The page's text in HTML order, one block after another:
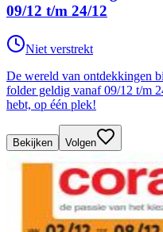
09/12 t/m 24/12
Niet verstrekt
De wereld van ontdekkingen
folder geldig vanaf 09/12 t/m
hebt, op één plek!
Bekijken Volgen